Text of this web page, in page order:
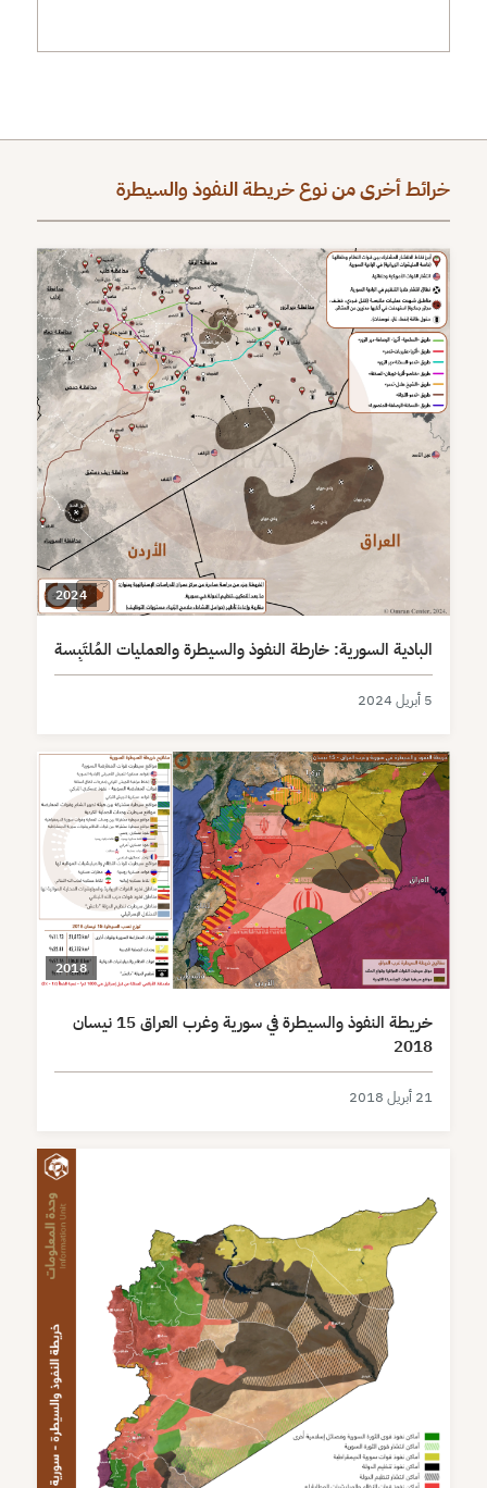
خرائط أخرى من نوع خريطة النفوذ والسيطرة
2024
البادية السورية: خارطة النفوذ والسيطرة والعمليات المُلتَبِسة
5 أبريل 2024
2018
خريطة النفوذ والسيطرة في سورية وغرب العراق 15 نيسان
2018
21 أبريل 2018